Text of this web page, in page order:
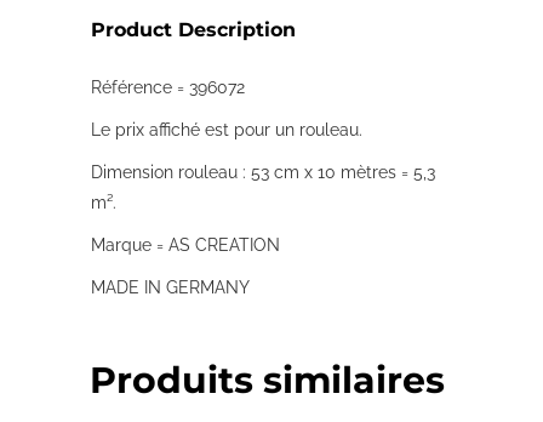
Product Description
Référence = 396072
Le prix affiché est pour un rouleau.
Dimension rouleau : 53 cm x 10 mètres = 5,3
m².
Marque = AS CREATION
MADE IN GERMANY
Produits similaires